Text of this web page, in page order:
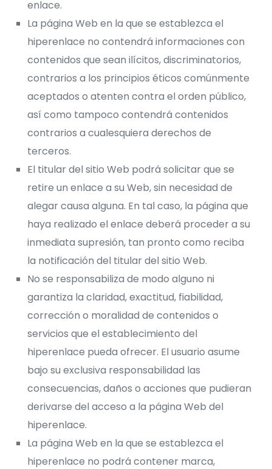
enlace.
La página Web en la que se establezca el
hiperenlace no contendrá informaciones con
contenidos que sean ilícitos, discriminatorios,
contrarios a los principios éticos comúnmente
aceptados o atenten contra el orden público,
así como tampoco contendrá contenidos
contrarios a cualesquiera derechos de
terceros.
El titular del sitio Web podrá solicitar que se
retire un enlace a su Web, sin necesidad de
alegar causa alguna. En tal caso, la página que
haya realizado el enlace deberá proceder a su
inmediata supresión, tan pronto como reciba
la notificación del titular del sitio Web.
No se responsabiliza de modo alguno ni
garantiza la claridad, exactitud, fiabilidad,
corrección o moralidad de contenidos o
servicios que el establecimiento del
hiperenlace pueda ofrecer. El usuario asume
bajo su exclusiva responsabilidad las
consecuencias, daños o acciones que pudieran
derivarse del acceso a la página Web del
hiperenlace.
La página Web en la que se establezca el
hiperenlace no podrá contener marca,